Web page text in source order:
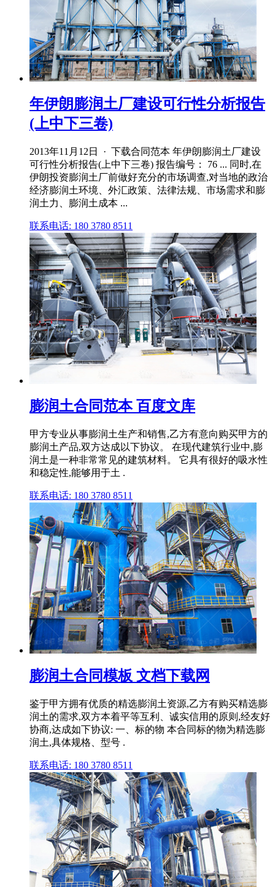
年伊朗膨润土厂建设可行性分析报告
(上中下三卷)
2013年11月12日 · 下载合同范本 年伊朗膨润土厂建设
可行性分析报告(上中下三卷) 报告编号： 76 ... 同时,在
伊朗投资膨润土厂前做好充分的市场调查,对当地的政治
经济膨润土环境、外汇政策、法律法规、市场需求和膨
润土力、膨润土成本 ...
联系电话: 180 3780 8511
膨润土合同范本 百度文库
甲方专业从事膨润土生产和销售,乙方有意向购买甲方的
膨润土产品,双方达成以下协议。 在现代建筑行业中,膨
润土是一种非常常见的建筑材料。 它具有很好的吸水性
和稳定性,能够用于土 .
联系电话: 180 3780 8511
膨润土合同模板 文档下载网
鉴于甲方拥有优质的精选膨润土资源,乙方有购买精选膨
润土的需求,双方本着平等互利、诚实信用的原则,经友好
协商,达成如下协议: 一、标的物 本合同标的物为精选膨
润土,具体规格、型号 .
联系电话: 180 3780 8511